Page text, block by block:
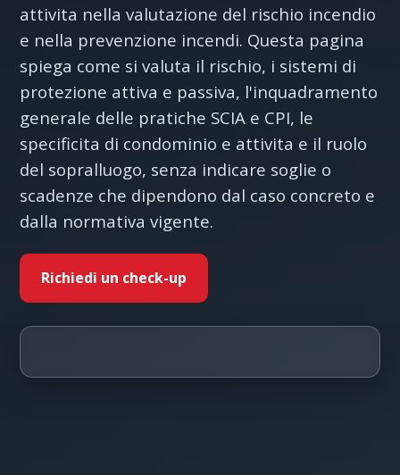
attivita nella valutazione del rischio incendio
e nella prevenzione incendi. Questa pagina
spiega come si valuta il rischio, i sistemi di
protezione attiva e passiva, l'inquadramento
generale delle pratiche SCIA e CPI, le
specificita di condominio e attivita e il ruolo
del sopralluogo, senza indicare soglie o
scadenze che dipendono dal caso concreto e
dalla normativa vigente.
Richiedi un check-up